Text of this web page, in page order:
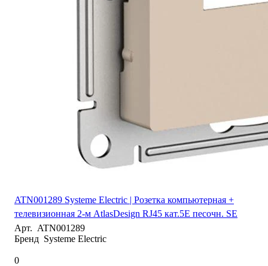
ATN001289 Systeme Electric | Розетка компьютерная +
телевизионная 2-м AtlasDesign RJ45 кат.5E песочн. SE
Арт. ATN001289
Бренд Systeme Electric
0